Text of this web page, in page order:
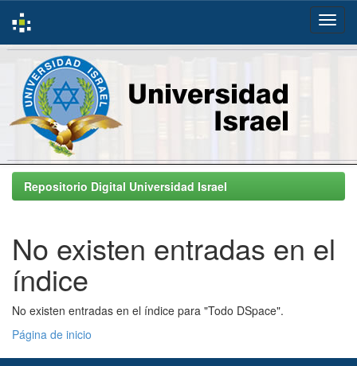
Skip
navigationRepositorio Digital Universidad Israel
No existen entradas en el
índice
No existen entradas en el índice para "Todo DSpace".
Página de inicio